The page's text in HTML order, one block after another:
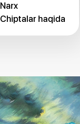
Narx
Chiptalar haqida